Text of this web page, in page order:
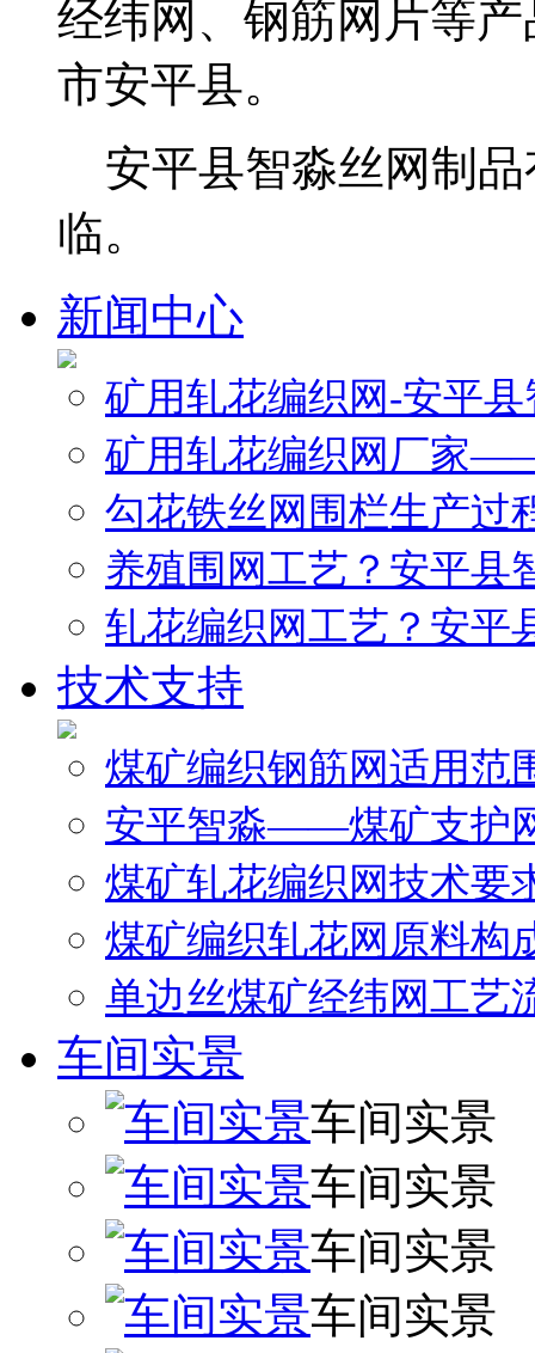
经纬网、钢筋网片等
市安平县。
安平县智淼丝网制品
临。
新闻中心
矿用轧花编织网-安平
矿用轧花编织网厂家
勾花铁丝网围栏生产过
养殖围网工艺？安平县
轧花编织网工艺？安平
技术支持
煤矿编织钢筋网适用范
安平智淼——煤矿支护
煤矿轧花编织网技术要
煤矿编织轧花网原料构
单边丝煤矿经纬网工艺
车间实景
车间实景
车间实景
车间实景
车间实景